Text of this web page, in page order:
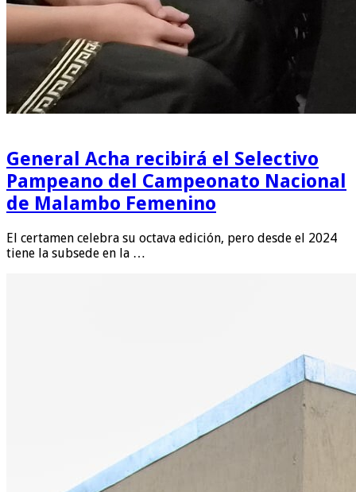
General Acha recibirá el Selectivo
Pampeano del Campeonato Nacional
de Malambo Femenino
El certamen celebra su octava edición, pero desde el 2024
tiene la subsede en la …